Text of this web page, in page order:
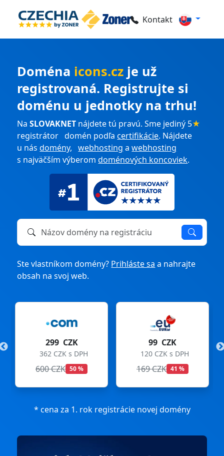
Kontakt
Doména icons.cz je už
registrovaná. Registrujte si
doménu u jednotky na trhu!
NaSLOVAKNET nájdete tú pravú. Sme jediný 5★
registrátor domén podľacertifikácie. Nájdete
u násdomény,webhosting awebhosting
s najväčším výberomdoménových koncoviek.
Názov domény na registráciu alebo prevod
Ste vlastníkom domény? Prihláste sa a nahrajte
obsah na svoj web.
299 CZK
362 CZK s DPH
600 CZK 50 %
99 CZK
120 CZK s DPH
169 CZK 41 %
* cena za 1. rok registrácie novej domény